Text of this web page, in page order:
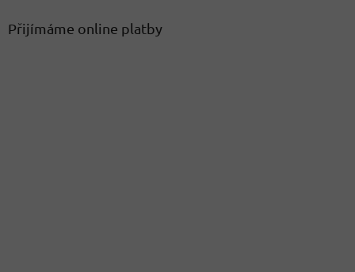
Přijímáme online platby